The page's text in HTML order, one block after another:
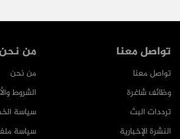
من
من نحن
الشروط
سياسة
سياسة
تواصل معنا
تواصل معنا
وظائف شاغرة
ترددات البث
النشرة الإخبارية